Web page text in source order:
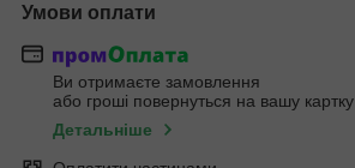
Умови оплати
Ви отримаєте замовлення
або гроші повернуться на вашу картку
Детальніше